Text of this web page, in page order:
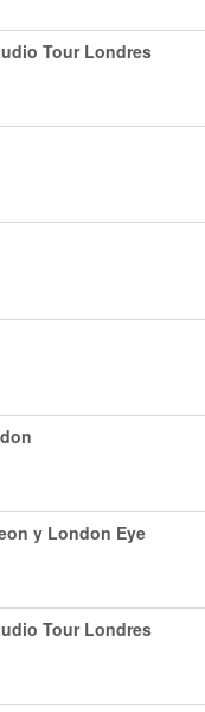
Tour Londres
y London Eye
Tour Londres